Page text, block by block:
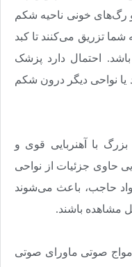
رگ‌های خونی ناحیه شکم
تزریق می‌کنند تا کبد
احتمال دارد پزشک
یا نواحی دیگر درون شکم
با آهنربایی قوی و
حاوی جزئیات از نواحی
حاجب، باعث می‌‌‌شوند
مشاهده باشند.
صوتی ماورای صوتی